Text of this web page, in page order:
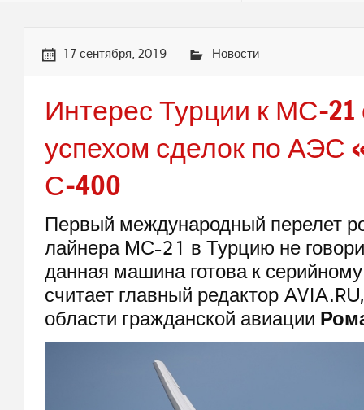
17 сентября, 2019 Новости
Интерес Турции к МС-21
успехом сделок по АЭС
С-400
Первый международный перелет
лайнера МС-21 в Турцию не
данная машина готова к
считает главный редактор
области гражданской авиации